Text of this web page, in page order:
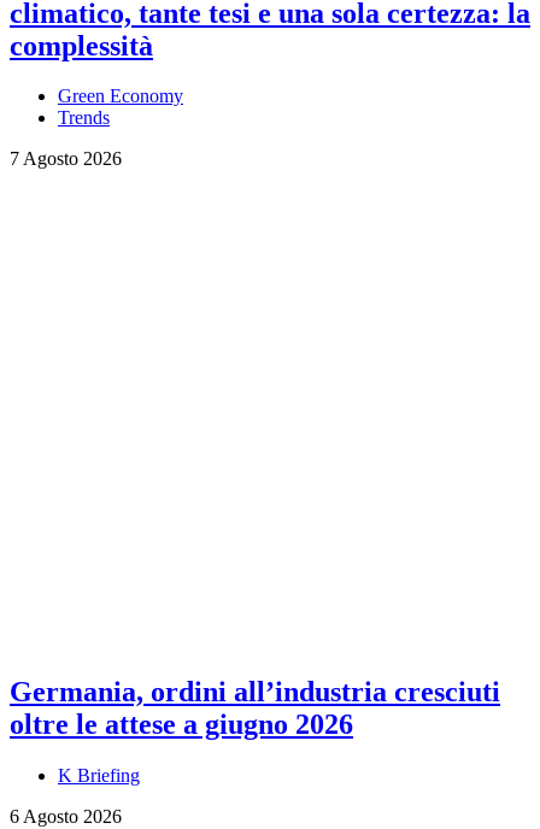
climatico, tante tesi e una sola certezza: la
complessità
Green Economy
Trends
7 Agosto 2026
Germania, ordini all’industria cresciuti
oltre le attese a giugno 2026
K Briefing
6 Agosto 2026